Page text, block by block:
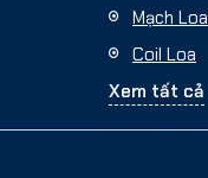
Mạch Loa
Coil Loa
Xem tất cả